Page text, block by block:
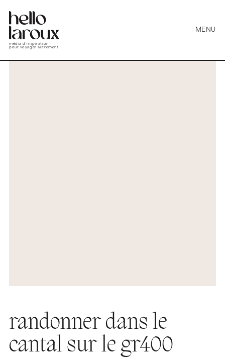
média d’inspiration
pour voyager autrement
MENU
randonner dans le
cantal sur le gr400